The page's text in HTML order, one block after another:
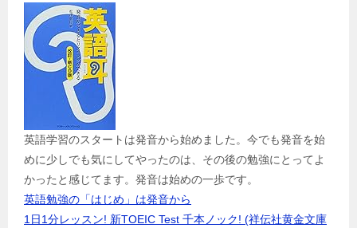
英語学習のスタートは発音から始めました。今でも発音を始
めに少しでも気にしてやったのは、その後の勉強にとってよ
かったと感じてます。発音は始めの一歩です。
英語勉強の「はじめ」は発音から
1日1分レッスン! 新TOEIC Test 千本ノック! (祥伝社黄金文庫